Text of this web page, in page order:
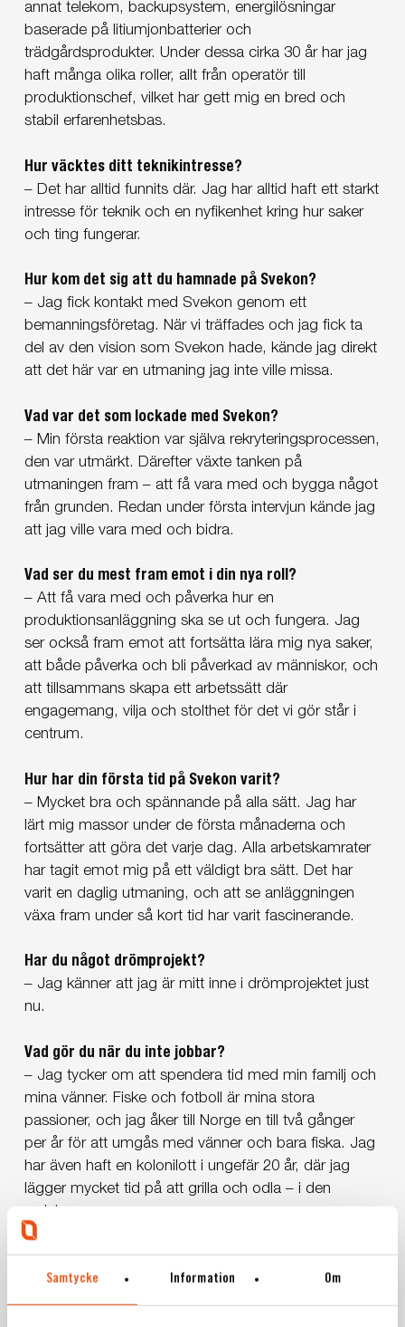
Samtycke Information Om
annat telekom, backupsystem, energilösningar
baserade på litiumjonbatterier och
trädgårdsprodukter. Under dessa cirka 30 år har jag
haft många olika roller, allt från operatör till
produktionschef, vilket har gett mig en bred och
stabil erfarenhetsbas.
Hur väcktes ditt teknikintresse?
– Det har alltid funnits där. Jag har alltid haft ett starkt
intresse för teknik och en nyfikenhet kring hur saker
och ting fungerar.
Hur kom det sig att du hamnade på Svekon?
– Jag fick kontakt med Svekon genom ett
bemanningsföretag. När vi träffades och jag fick ta
del av den vision som Svekon hade, kände jag direkt
att det här var en utmaning jag inte ville missa.
Vad var det som lockade med Svekon?
– Min första reaktion var själva rekryteringsprocessen,
den var utmärkt. Därefter växte tanken på
utmaningen fram – att få vara med och bygga något
från grunden. Redan under första intervjun kände jag
att jag ville vara med och bidra.
Vad ser du mest fram emot i din nya roll?
– Att få vara med och påverka hur en
produktionsanläggning ska se ut och fungera. Jag
ser också fram emot att fortsätta lära mig nya saker,
att både påverka och bli påverkad av människor, och
att tillsammans skapa ett arbetssätt där
engagemang, vilja och stolthet för det vi gör står i
centrum.
Hur har din första tid på Svekon varit?
– Mycket bra och spännande på alla sätt. Jag har
lärt mig massor under de första månaderna och
fortsätter att göra det varje dag. Alla arbetskamrater
har tagit emot mig på ett väldigt bra sätt. Det har
varit en daglig utmaning, och att se anläggningen
växa fram under så kort tid har varit fascinerande.
Har du något drömprojekt?
– Jag känner att jag är mitt inne i drömprojektet just
nu.
Vad gör du när du inte jobbar?
– Jag tycker om att spendera tid med min familj och
mina vänner. Fiske och fotboll är mina stora
passioner, och jag åker till Norge en till två gånger
per år för att umgås med vänner och bara fiska. Jag
har även haft en kolonilott i ungefär 20 år, där jag
lägger mycket tid på att grilla och odla – i den